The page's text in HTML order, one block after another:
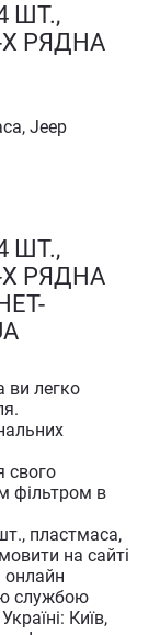
ШТ.,
Х РЯДНА
Jeep
ШТ.,
Х РЯДНА
ви легко
свого
фільтром в
пластмаса,
на сайті
службою
Київ,